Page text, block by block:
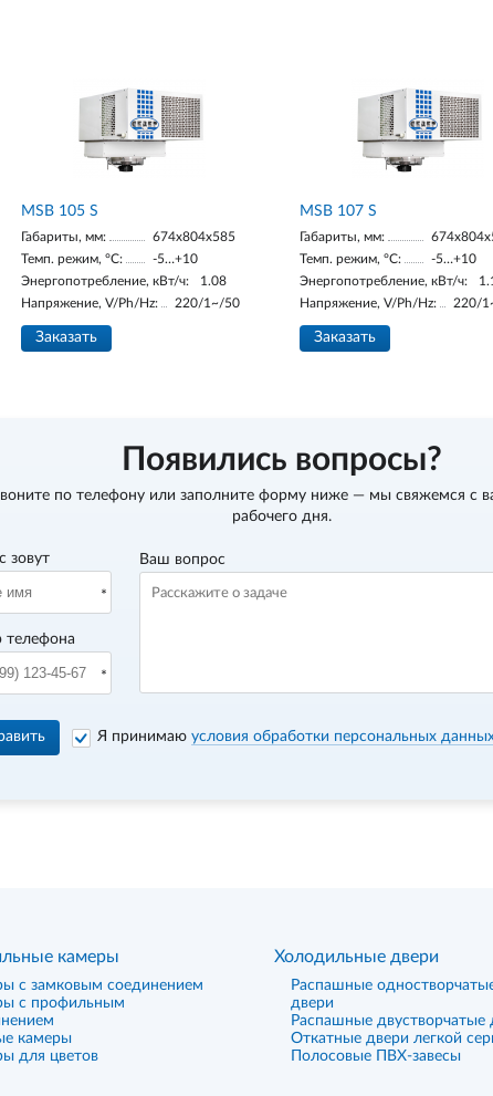
MSB 105 S
Габариты, мм:
674х804х585
Темп. режим, °С:
-5…+10
Энергопотребление, кВт/ч:
1.08
Напряжение, V/Ph/Hz:
220/1~/50
Заказать
MSB 107 S
Габариты, мм:
Темп. режим, °С:
-5…+10
Энергопотребление, кВт/ч:
Напряжение, V/Ph/Hz:
220/
Заказать
Появились вопросы?
по телефону или заполните форму ниже — мы свяжемся с
рабочего дня.
зовут
телефона
Ваш вопрос
Я принимаю условия обработки персональных
камеры
с замковым соединением
с профильным
камеры
для цветов
Холодильные двери
Распашные
двери
Распашные двустворчатые
Откатные двери легкой
Полосовые ПВХ-завесы